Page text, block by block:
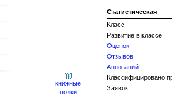
Статистическая
Класс
Развитие в классе
Оценок
Отзывов
Аннотаций
Классифицировано
Заявок
книжные
полки